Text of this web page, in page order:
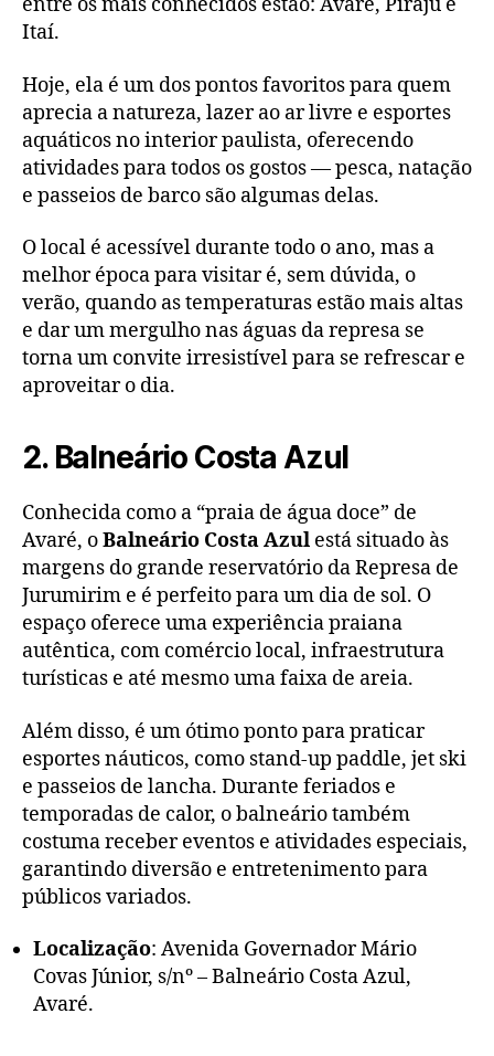
entre os mais conhecidos estão: Avaré, Piraju e
Itaí.
Hoje, ela é um dos pontos favoritos para quem
aprecia a natureza, lazer ao ar livre e esportes
aquáticos no interior paulista, oferecendo
atividades para todos os gostos — pesca, natação
e passeios de barco são algumas delas.
O local é acessível durante todo o ano, mas a
melhor época para visitar é, sem dúvida, o
verão, quando as temperaturas estão mais altas
e dar um mergulho nas águas da represa se
torna um convite irresistível para se refrescar e
aproveitar o dia.
2. Balneário Costa Azul
Conhecida como a “praia de água doce” de
Avaré, oBalneário Costa Azul está situado às
margens do grande reservatório da Represa de
Jurumirim e é perfeito para um dia de sol. O
espaço oferece uma experiência praiana
autêntica, com comércio local, infraestrutura
turísticas e até mesmo uma faixa de areia.
Além disso, é um ótimo ponto para praticar
esportes náuticos, como stand-up paddle, jet ski
e passeios de lancha. Durante feriados e
temporadas de calor, o balneário também
costuma receber eventos e atividades especiais,
garantindo diversão e entretenimento para
públicos variados.
Localização: Avenida Governador Mário
Covas Júnior, s/nº – Balneário Costa Azul,
Avaré.